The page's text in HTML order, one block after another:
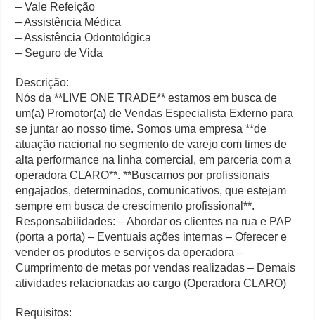
– Vale Refeição
– Assistência Médica
– Assistência Odontológica
– Seguro de Vida
Descrição:
Nós da **LIVE ONE TRADE** estamos em busca de
um(a) Promotor(a) de Vendas Especialista Externo para
se juntar ao nosso time. Somos uma empresa **de
atuação nacional no segmento de varejo com times de
alta performance na linha comercial, em parceria com a
operadora CLARO**. **Buscamos por profissionais
engajados, determinados, comunicativos, que estejam
sempre em busca de crescimento profissional**.
Responsabilidades: – Abordar os clientes na rua e PAP
(porta a porta) – Eventuais ações internas – Oferecer e
vender os produtos e serviços da operadora –
Cumprimento de metas por vendas realizadas – Demais
atividades relacionadas ao cargo (Operadora CLARO)
Requisitos: